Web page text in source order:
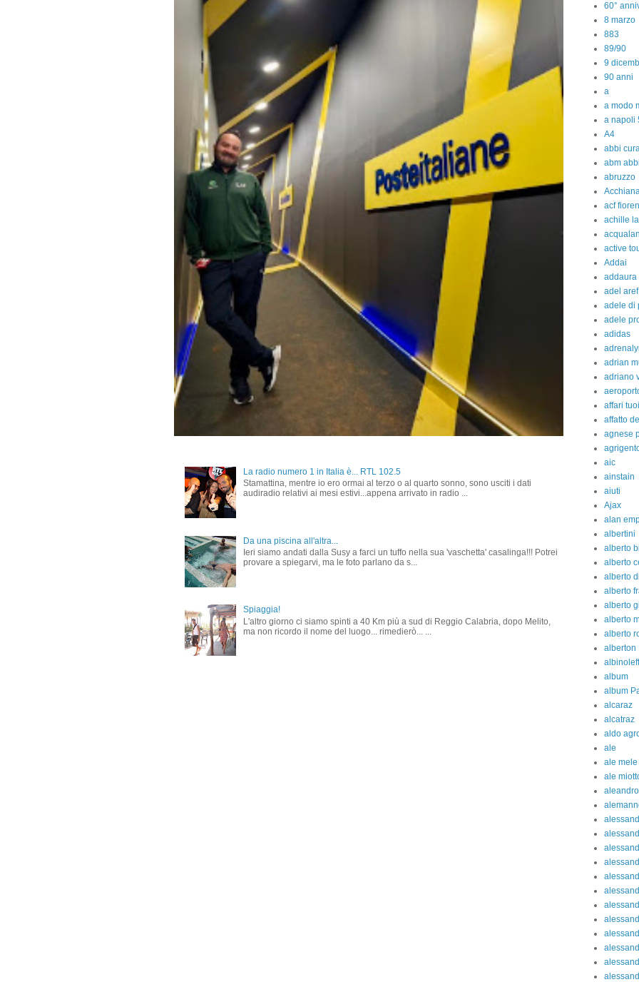
La radio numero 1 in Italia è... RTL 102.5
Stamattina, mentre io ero ormai al terzo o al quarto sonno, sono usciti i dati
audiradio relativi ai mesi estivi...appena arrivato in radio ...
Da una piscina all'altra...
Ieri siamo andati dalla Susy a farci un tuffo nella sua 'vaschetta' casalinga!!! Potrei
provare a spiegarvi, ma le foto parlano da s...
Spiaggia!
L'altro giorno ci siamo spinti a 40 Km più a sud di Reggio Calabria, dopo Melito,
ma non ricordo il nome del luogo... rimedierò... ...
60°
8 marzo
883
89/90
9
90 anni
a
a modo
a napoli
A4
abbi
abm
abruzzo
acf
achille
active
Addai
addaura
adel aref
adele di
adele
adidas
adrian
adriano
affari tuoi
affatto
agnese
aic
ainstain
aiuti
Ajax
alan
albertini
alberto
alberto
alberto
alberto
alberto
alberto
alberto
alberton
album
album
alcaraz
alcatraz
aldo
ale
ale mele
ale